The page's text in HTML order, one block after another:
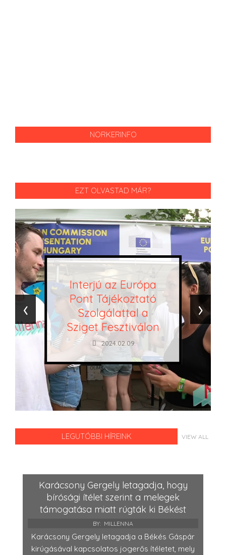
NORKERINFO
EZT OLVASTAD MÁR?
Interjú az Európa
Pont Tájékoztató
Szolgálattal a
Sziget Fesztiválon
2024.02.09.
‹ ›
LEGUTÓBBI HÍREINK VIEW ALL
Karácsony Gergely letagadja, hogy
bírósági ítélet szerint a melegek
támogatása miatt rúgták ki Békést
BY: MILLENNA
Karácsony Gergely letagadja a Békés Gáspár
kirúgásával kapcsolatos jogerős ítéletet, mely